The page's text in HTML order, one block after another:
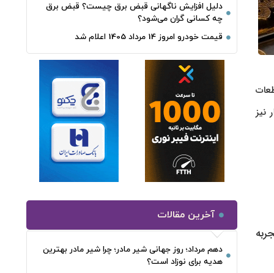
به قیمت ۱۰۱ میلیون و ۵۰۰ هزار تومان رسید و هر گرم طلای ۱۸ عیار نیز
دلیل افزایش ناگهانی قبض برق چیست؟ قبض برق
چه کسانی گران می‌شود؟
قیمت خودرو امروز 14 مرداد 1405 اعلام شد
آخرین مقالات
دهم مرداد؛ روز جهانی شیر مادر؛ چرا شیر مادر بهترین
هدیه برای نوزاد است؟